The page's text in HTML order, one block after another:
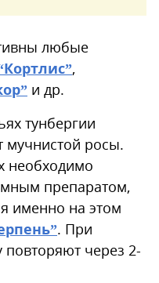
любые
,
и др.
тунбергии
мучнистой росы.
необходимо
препаратом,
именно на этом
. При
повторяют через 2-